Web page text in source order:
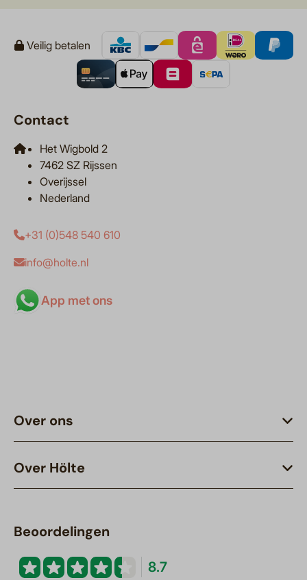
Veilig betalen
Contact
Het Wigbold 2
7462 SZ Rijssen
Overijssel
Nederland
+31 (0)548 540 610
info@holte.nl
App met ons
Over ons
Over Hölte
Beoordelingen
8.7